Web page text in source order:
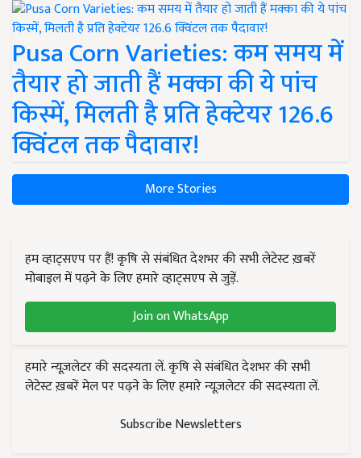
Pusa Corn Varieties: कम समय में
तैयार हो जाती हैं मक्का की ये पांच
किस्में, मिलती है प्रति हेक्टेयर 126.6
क्विंटल तक पैदावार!
More Stories
हम व्हाट्सएप पर हैं! कृषि से संबंधित देशभर की सभी लेटेस्ट ख़बरें
मोबाइल में पढ़ने के लिए हमारे व्हाट्सएप से जुड़ें.
Join on WhatsApp
हमारे न्यूज़लेटर की सदस्यता लें. कृषि से संबंधित देशभर की सभी
लेटेस्ट ख़बरें मेल पर पढ़ने के लिए हमारे न्यूज़लेटर की सदस्यता लें.
Subscribe Newsletters